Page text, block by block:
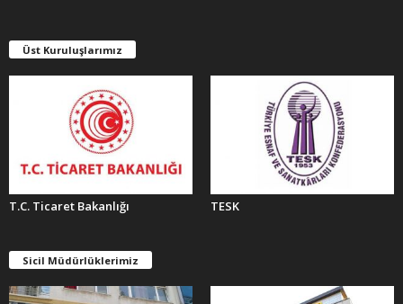
E
R
Üst Kuruluşlarımız
T.C. Ticaret Bakanlığı TESK
Sicil Müdürlüklerimiz